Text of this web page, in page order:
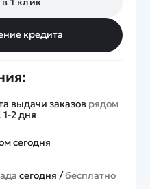
кредита
выдачи заказов рядом
1-2 дня
сегодня
сегодня /бесплатно